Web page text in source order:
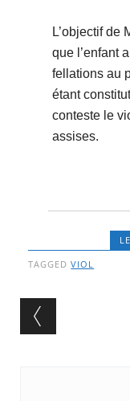
L’objectif de
que l’enfant
fellations au
étant
conteste le
assises.
TAGGEDVIOL
Post